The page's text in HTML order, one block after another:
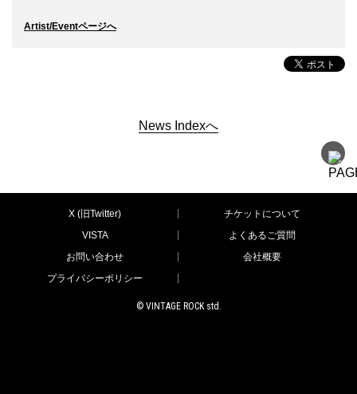
Artist/Eventページへ
News Indexへ
X (旧Twitter)
チケットについて
VISTA
よくあるご質問
お問い合わせ
会社概要
プライバシーポリシー
© VINTAGE ROCK std.